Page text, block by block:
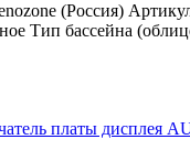
(Россия)
Тип бассейна